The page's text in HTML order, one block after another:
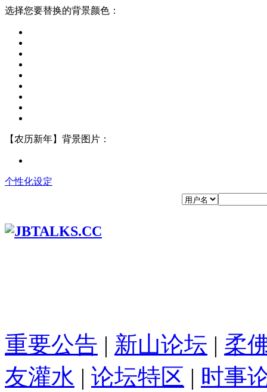
选择您要替换的背景颜色：
【农历新年】背景图片：
个性化设定
重要公告 | 新山论坛 | 柔
友灌水 | 论坛特区 | 时事